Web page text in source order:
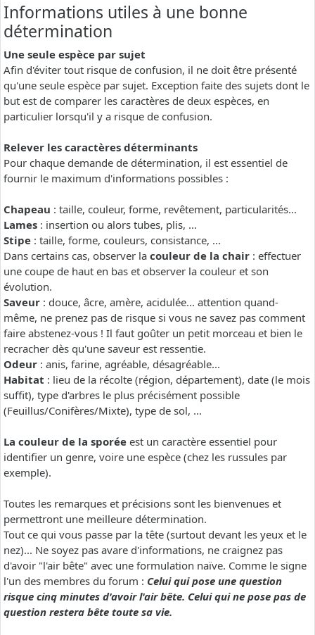
Informations utiles à une bonne
détermination
Une seule espèce par sujet
Afin d'éviter tout risque de confusion, il ne doit être présenté
qu'une seule espèce par sujet. Exception faite des sujets dont le
but est de comparer les caractères de deux espèces, en
particulier lorsqu'il y a risque de confusion.
Relever les caractères déterminants
Pour chaque demande de détermination, il est essentiel de
fournir le maximum d'informations possibles :
Chapeau : taille, couleur, forme, revêtement, particularités...
Lames : insertion ou alors tubes, plis, ...
Stipe : taille, forme, couleurs, consistance, ...
Dans certains cas, observer la couleur de la chair : effectuer
une coupe de haut en bas et observer la couleur et son
évolution.
Saveur : douce, âcre, amère, acidulée... attention quand-
même, ne prenez pas de risque si vous ne savez pas comment
faire abstenez-vous ! Il faut goûter un petit morceau et bien le
recracher dès qu'une saveur est ressentie.
Odeur : anis, farine, agréable, désagréable...
Habitat : lieu de la récolte (région, département), date (le mois
suffit), type d'arbres le plus précisément possible
(Feuillus/Conifères/Mixte), type de sol, ...
La couleur de la sporée est un caractère essentiel pour
identifier un genre, voire une espèce (chez les russules par
exemple).
Toutes les remarques et précisions sont les bienvenues et
permettront une meilleure détermination.
Tout ce qui vous passe par la tête (surtout devant les yeux et le
nez)... Ne soyez pas avare d'informations, ne craignez pas
d'avoir "l'air bête" avec une formulation naïve. Comme le signe
l'un des membres du forum : Celui qui pose une question
risque cinq minutes d'avoir l'air bête. Celui qui ne pose pas de
question restera bête toute sa vie.